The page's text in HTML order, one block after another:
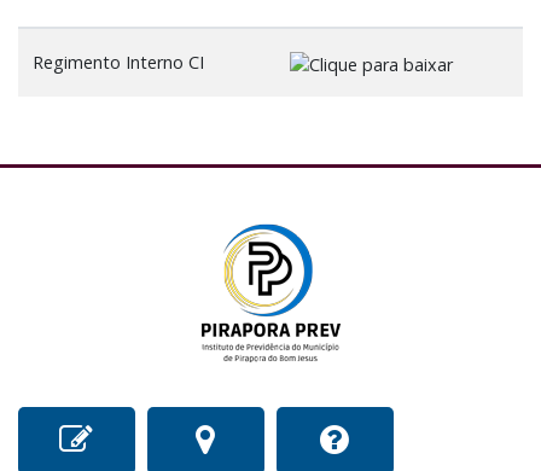
Regimento Interno CI